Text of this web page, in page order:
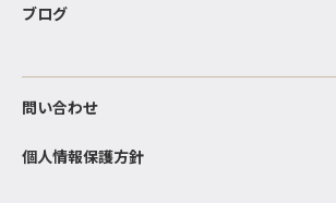
ブログ
問い合わせ
個人情報保護方針